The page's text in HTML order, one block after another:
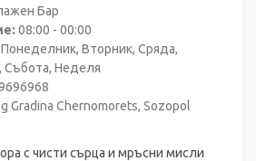
Бар
08:00 - 00:00
Понеделник, Вторник, Сряда,
Събота, Неделя
Gradina Chernomorets, Sozopol
с чисти сърца и мръсни мисли